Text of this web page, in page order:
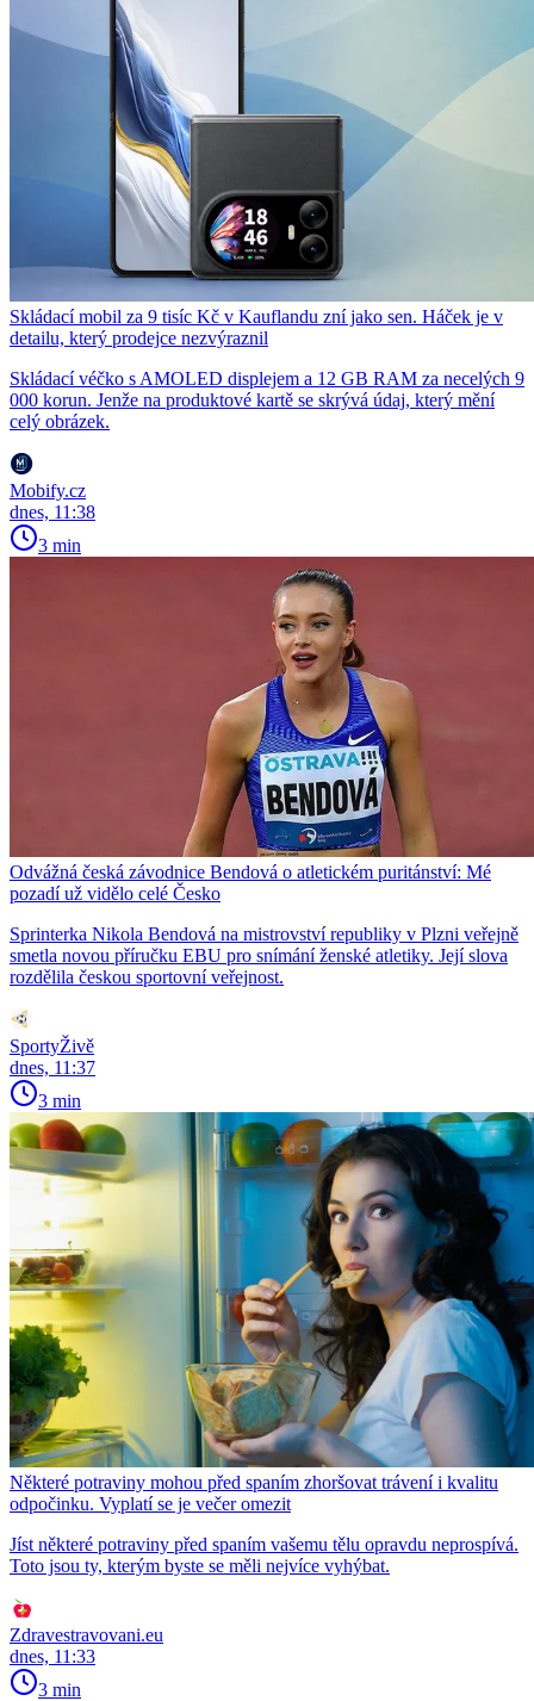
Skládací mobil za 9 tisíc Kč v Kauflandu zní jako sen. Háček je v
detailu, který prodejce nezvýraznil
Skládací véčko s AMOLED displejem a 12 GB RAM za necelých 9
000 korun. Jenže na produktové kartě se skrývá údaj, který mění
celý obrázek.
Mobify.cz
dnes, 11:38
3 min
Odvážná česká závodnice Bendová o atletickém puritánství: Mé
pozadí už vidělo celé Česko
Sprinterka Nikola Bendová na mistrovství republiky v Plzni veřejně
smetla novou příručku EBU pro snímání ženské atletiky. Její slova
rozdělila českou sportovní veřejnost.
SportyŽivě
dnes, 11:37
3 min
Některé potraviny mohou před spaním zhoršovat trávení i kvalitu
odpočinku. Vyplatí se je večer omezit
Jíst některé potraviny před spaním vašemu tělu opravdu neprospívá.
Toto jsou ty, kterým byste se měli nejvíce vyhýbat.
Zdravestravovani.eu
dnes, 11:33
3 min